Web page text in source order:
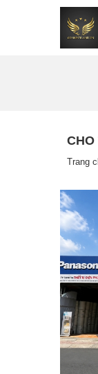
CHO
Trang